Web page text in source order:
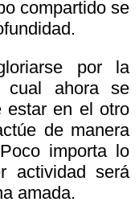
compartido se
por la
cual ahora se
estar en el otro
de manera
importa lo
actividad será
amada.